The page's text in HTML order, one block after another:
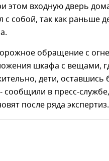
этом входную дверь
собой, так как раньше
обращение с
шкафа с вещами,
дети, оставшись
в пресс-службе,
после ряда экспертиз.